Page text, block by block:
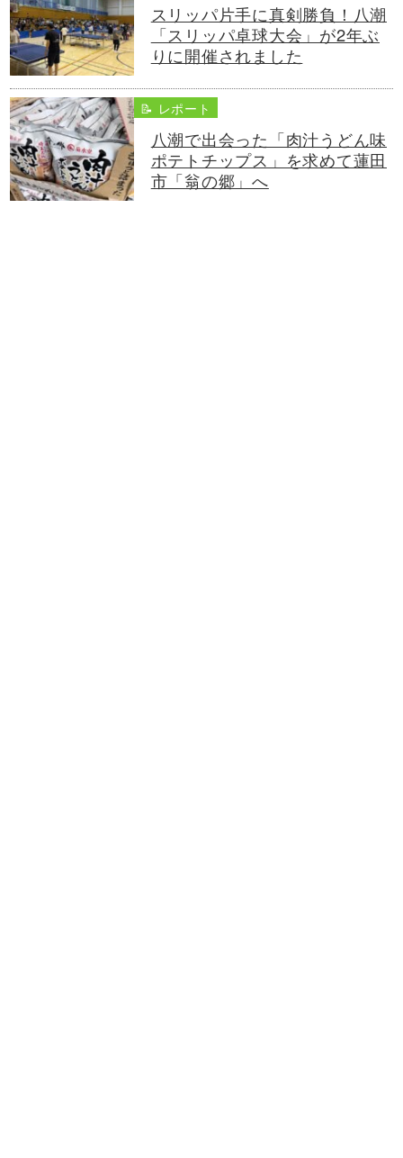
スリッパ片手に真剣勝負！八潮
「スリッパ卓球大会」が2年ぶ
りに開催されました
📝 レポート
八潮で出会った「肉汁うどん味
ポテトチップス」を求めて蓮田
市「翁の郷」へ